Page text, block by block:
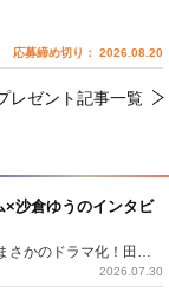
×沙倉ゆうのインタビ
2026.07.30
応募締め切り： 2026.08.20
レゼント記事一覧